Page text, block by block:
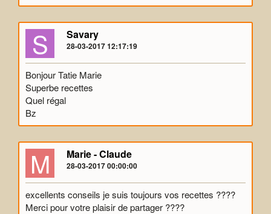
S Savary
28-03-2017 12:17:19
Bonjour Tatie Marie
Superbe recettes
Quel régal
Bz
M Marie - Claude
28-03-2017 00:00:00
excellents conseils je suis toujours vos recettes ????
Merci pour votre plaisir de partager ????